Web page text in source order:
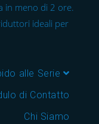
in meno di 2 ore.
ideali per
alle Serie
di Contatto
Chi Siamo